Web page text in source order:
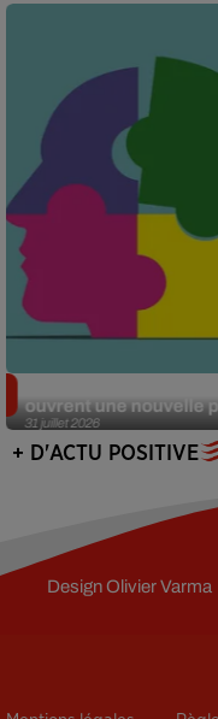
31 juillet 2026
ouvrent une nouvelle
+ D'ACTU POSITIVE
DesignOlivier Varma